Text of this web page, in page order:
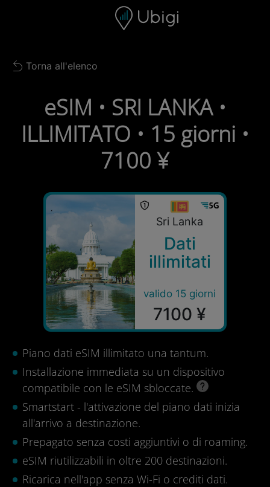
Barra di navigazione
Back to list
Torna all'elenco
eSIM • SRI LANKA •
ILLIMITATO • 15 giorni •
7100 ¥
Sri Lanka
Dati
illimitati
valido 15 giorni
7100 ¥
Piano dati eSIM illimitato una tantum.
Installazione immediata su un dispositivo
compatibile con le eSIM sbloccate.
Smartstart - l'attivazione del piano dati inizia
all'arrivo a destinazione.
Prepagato senza costi aggiuntivi o di roaming.
eSIM riutilizzabili in oltre 200 destinazioni.
Ricarica nell'app senza Wi-Fi o crediti dati.